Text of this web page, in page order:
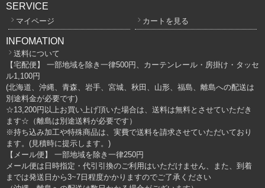
SERVICE
マイページ カートを見る
INFOMATION
送料について
【宅配便】 一部地域を除き一律500円、カーテンレール・房掛け・タッセ
ル1,100円
(北海道、沖縄、青森、岩手、宮城、秋田、山形、福島、離島への配送は
別途料金が必要です)
☆13,200円以上お買い上げ頂いた場合は、送料は無料とさせていただき
ます☆（離島は別途送料が必要です）
※持ち込み加工や特殊商品は、実費で送料を請求させていただいており
ます。(見積時に提示します。)
【メール便】 一部地域を除き一律250円
メール便は日時指定・代引引換のご利用はいただけません、また、到着
までは発送日から3~7日程度かかりますのでご了承ください